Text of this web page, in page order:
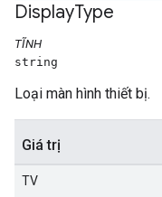
DisplayType
TĨNH
string
Loại màn hình thiết bị.
Giá trị
TV